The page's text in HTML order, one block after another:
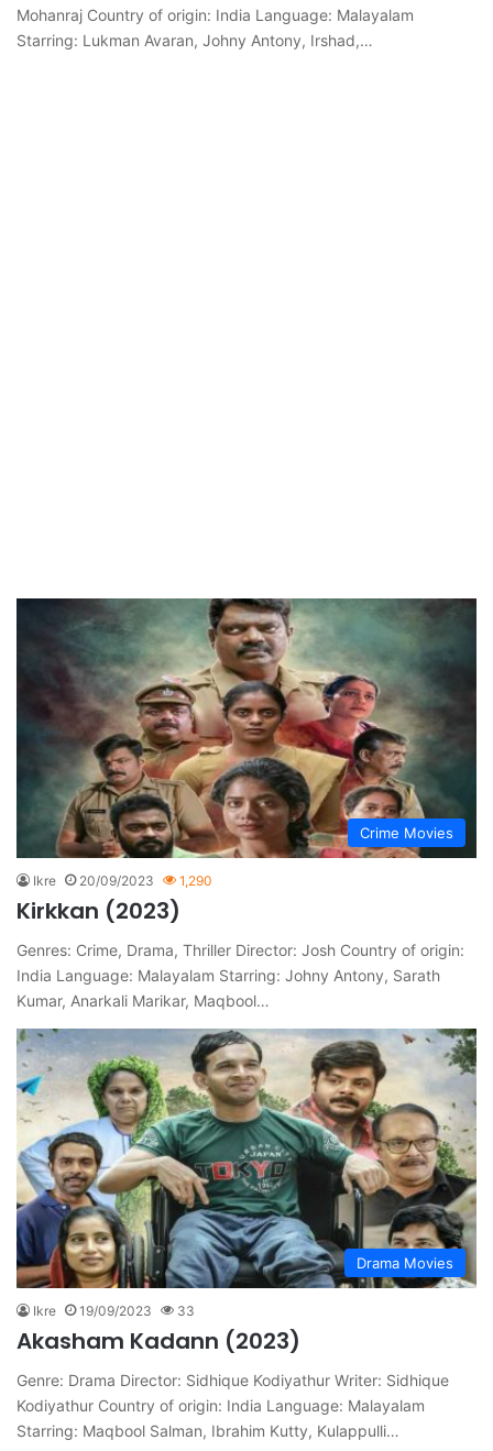
Mohanraj Country of origin: India Language: Malayalam
Starring: Lukman Avaran, Johny Antony, Irshad,…
Crime Movies
Ikre 20/09/2023 1,290
Kirkkan (2023)
Genres: Crime, Drama, Thriller Director: Josh Country of origin:
India Language: Malayalam Starring: Johny Antony, Sarath
Kumar, Anarkali Marikar, Maqbool…
Drama Movies
Ikre 19/09/2023 33
Akasham Kadann (2023)
Genre: Drama Director: Sidhique Kodiyathur Writer: Sidhique
Kodiyathur Country of origin: India Language: Malayalam
Starring: Maqbool Salman, Ibrahim Kutty, Kulappulli…